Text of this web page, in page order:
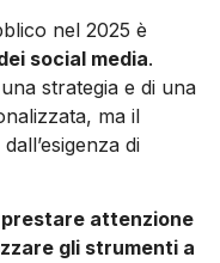
nel 2025 è
social media.
strategia e di una
ma il
di
attenzione
gli strumenti a